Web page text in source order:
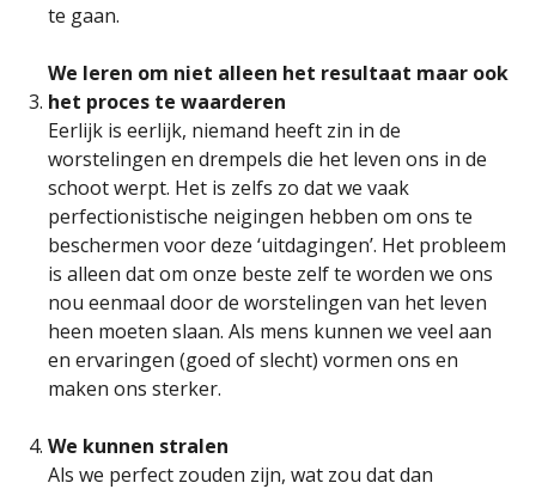
te gaan.
We leren om niet alleen het resultaat maar ook
het proces te waarderen
Eerlijk is eerlijk, niemand heeft zin in de
worstelingen en drempels die het leven ons in de
schoot werpt. Het is zelfs zo dat we vaak
perfectionistische neigingen hebben om ons te
beschermen voor deze ‘uitdagingen’. Het probleem
is alleen dat om onze beste zelf te worden we ons
nou eenmaal door de worstelingen van het leven
heen moeten slaan. Als mens kunnen we veel aan
en ervaringen (goed of slecht) vormen ons en
maken ons sterker.
We kunnen stralen
Als we perfect zouden zijn, wat zou dat dan